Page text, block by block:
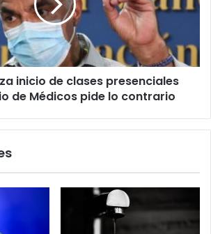
inicio de clases presenciales
de Médicos pide lo contrario